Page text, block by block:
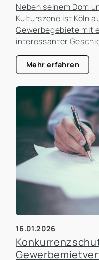
Neben seinem Dom
Kulturszene ist Köln
Gewerbegebiete mit
interessanter
Mehr erfahren
16.01.2026